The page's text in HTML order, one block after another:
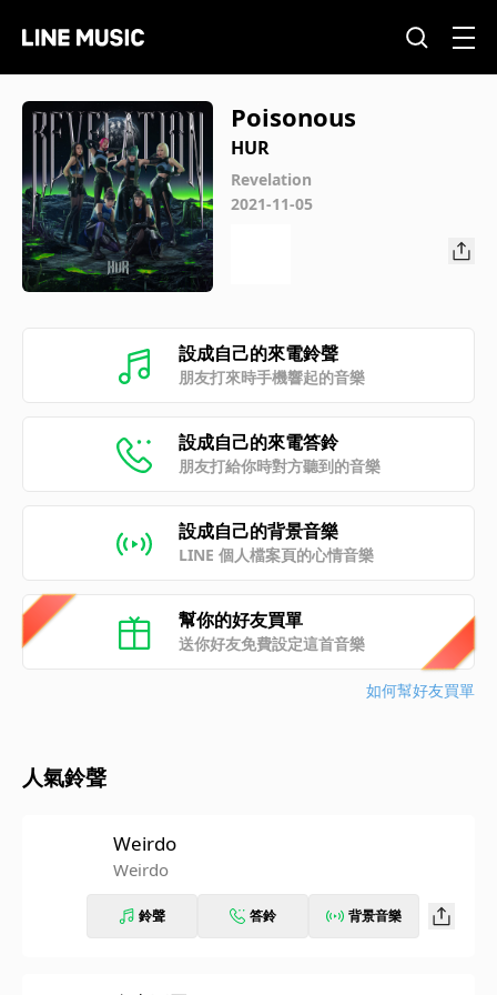
Poisonous
HUR
Revelation
2021-11-05
設成自己的來電鈴聲
朋友打來時手機響起的音樂
設成自己的來電答鈴
朋友打給你時對方聽到的音樂
設成自己的背景音樂
LINE 個人檔案頁的心情音樂
幫你的好友買單
送你好友免費設定這首音樂
如何幫好友買單
人氣鈴聲
Weirdo
Weirdo
鈴聲 答鈴 背景音樂